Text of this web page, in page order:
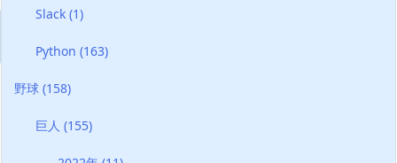
Slack(1)
Python(163)
野球 (158)
巨人(155)